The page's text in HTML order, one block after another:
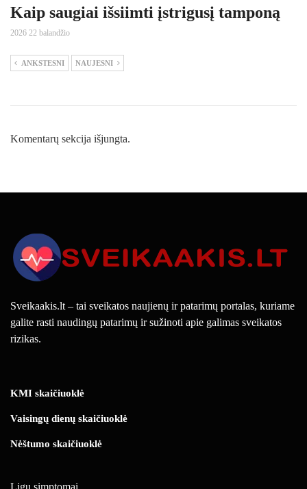
Kaip saugiai išsiimti įstrigusį tamponą
2026 22 balandžio
ANKSTESNI NAUJESNI
Komentarų sekcija išjungta.
Sveikaakis.lt – tai sveikatos naujienų ir patarimų portalas, kuriame
galite rasti naudingų patarimų ir sužinoti apie galimas sveikatos
rizikas.
KMI skaičiuoklė
Vaisingų dienų skaičiuoklė
Nėštumo skaičiuoklė